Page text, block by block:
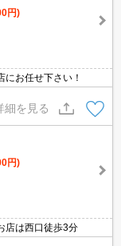
円)
お任せ下さい！
細を見る
円)
店は西口徒歩3分